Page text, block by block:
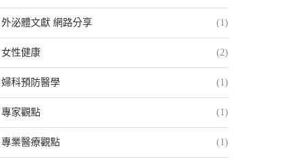
外泌體文獻 網路分享 (1)
女性健康 (2)
婦科預防醫學 (1)
專家觀點 (1)
專業醫療觀點 (1)